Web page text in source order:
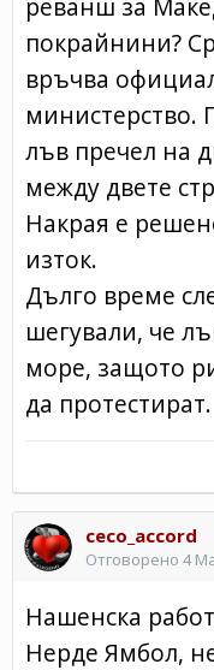
покрайнини?
връчва
министерство.
лъв пречел на
между двете
Накрая е
изток.
Дълго време
шегували, че
море, защото
да протестират.
ceco_accord
Отговорено 4
Нашенска
Нерде Ямбол,